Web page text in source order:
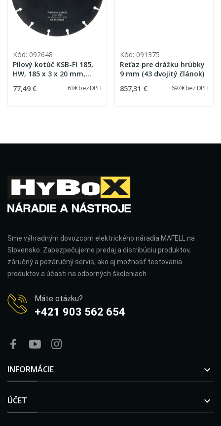
Kód: 092648
Pílový kotúč KSB-FI 185,
HW, 185 x 3 x 20 mm,
Z14, CC, Fibre Insulation
77,49 € 63 € bez DPH
Kód: 091375
Reťaz pre drážku hrúbky
9 mm (43 dvojitý článok)
857,31 € 697 € bez DPH
Sme výhradným dovozcom elektrického náradia MAFELL na
Slovensko. Zabezpečujeme predaj a distribúciu produktov,
záručný a pozáručný servis, ako aj možnosť testovania
produktov a účasti na odborných školeniach.
Máte otázku?
+421 903 562 654
INFORMÁCIE 
ÚČET 